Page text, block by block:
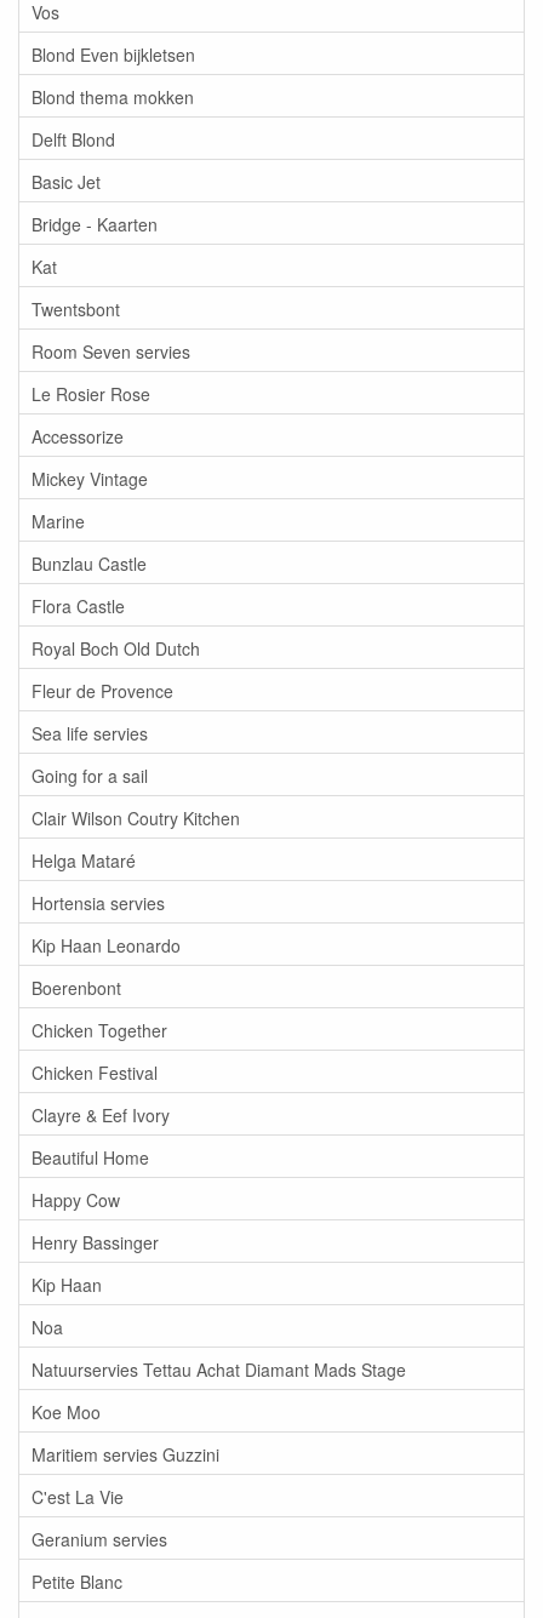
Vos
Blond Even bijkletsen
Blond thema mokken
Delft Blond
Basic Jet
Bridge - Kaarten
Kat
Twentsbont
Room Seven servies
Le Rosier Rose
Accessorize
Mickey Vintage
Marine
Bunzlau Castle
Flora Castle
Royal Boch Old Dutch
Fleur de Provence
Sea life servies
Going for a sail
Clair Wilson Coutry Kitchen
Helga Mataré
Hortensia servies
Kip Haan Leonardo
Boerenbont
Chicken Together
Chicken Festival
Clayre & Eef Ivory
Beautiful Home
Happy Cow
Henry Bassinger
Kip Haan
Noa
Natuurservies Tettau Achat Diamant Mads Stage
Koe Moo
Maritiem servies Guzzini
C'est La Vie
Geranium servies
Petite Blanc